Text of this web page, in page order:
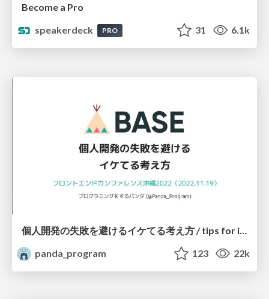
Become a Pro
speakerdeck
PRO 31 6.1k
個人開発の失敗を避けるイケてる考え方 / tips for indie hackers
panda_program
123 22k